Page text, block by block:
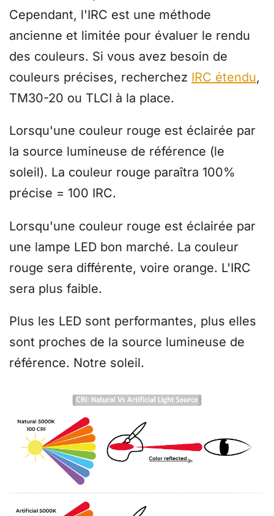
Cependant, l'IRC est une méthode
ancienne et limitée pour évaluer le rendu
des couleurs. Si vous avez besoin de
couleurs précises, recherchez IRC étendu,
TM30-20 ou TLCI à la place.
Lorsqu'une couleur rouge est éclairée par
la source lumineuse de référence (le
soleil). La couleur rouge paraîtra 100%
précise = 100 IRC.
Lorsqu'une couleur rouge est éclairée par
une lampe LED bon marché. La couleur
rouge sera différente, voire orange. L'IRC
sera plus faible.
Plus les LED sont performantes, plus elles
sont proches de la source lumineuse de
référence. Notre soleil.